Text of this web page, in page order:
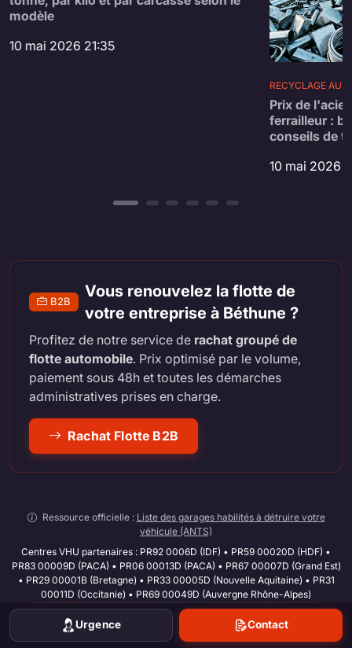
modèle
10 mai 2026 21:35
RECYCLAGE
Prix de
ferrailleur :
conseils de
10 mai 2026
B2B
Vous renouvelez la flotte de
votre entreprise à Béthune ?
Profitez de notre service de rachat groupé de
flotte automobile. Prix optimisé par le volume,
paiement sous 48h et toutes les démarches
administratives prises en charge.
Rachat Flotte B2B
Ressource officielle : Liste des garages habilités à détruire votre
véhicule (ANTS)
Centres VHU partenaires : PR92 0006D (IDF) • PR59 00020D (HDF) •
PR83 00009D (PACA) • PR06 00013D (PACA) • PR67 00007D (Grand Est)
• PR29 00001B (Bretagne) • PR33 00005D (Nouvelle Aquitaine) • PR31
00011D (Occitanie) • PR69 00049D (Auvergne Rhône-Alpes)
Urgence Contact